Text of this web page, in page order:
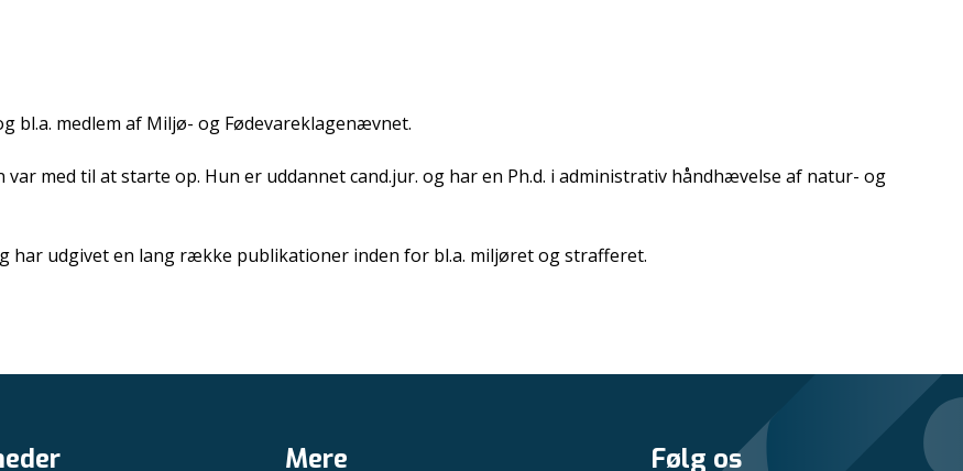
bl.a. medlem af Miljø- og Fødevareklagenævnet.
med til at starte op. Hun er uddannet cand.jur. og har en Ph.d. i administrativ håndhævelse af natur- og
har udgivet en lang række publikationer inden for bl.a. miljøret og strafferet.
Mere Følg os